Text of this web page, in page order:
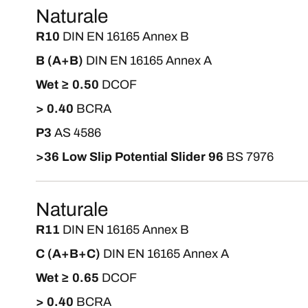
Naturale
R10 DIN EN 16165 Annex B
B (A+B) DIN EN 16165 Annex A
Wet ≥ 0.50 DCOF
> 0.40 BCRA
P3 AS 4586
>36 Low Slip Potential Slider 96 BS 7976
Naturale
R11 DIN EN 16165 Annex B
C (A+B+C) DIN EN 16165 Annex A
Wet ≥ 0.65 DCOF
> 0.40 BCRA